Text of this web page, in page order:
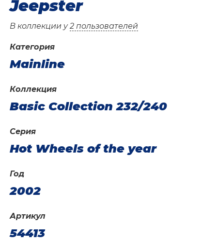
Jeepster
В коллекции у2 пользователей
Категория
Mainline
Год
2002
Коллекция
Basic Collection 232/240
Артикул
54413
Серия
Hot Wheels of the year